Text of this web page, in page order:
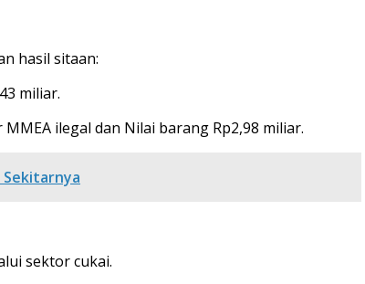
hasil sitaan:
miliar.
ilegal dan Nilai barang Rp2,98 miliar.
Sekitarnya
sektor cukai.